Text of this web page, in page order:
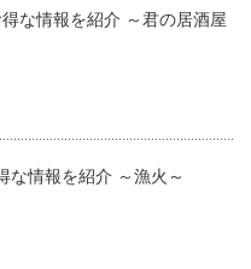
な情報を紹介 ～君の居酒屋
な情報を紹介 ～漁火～